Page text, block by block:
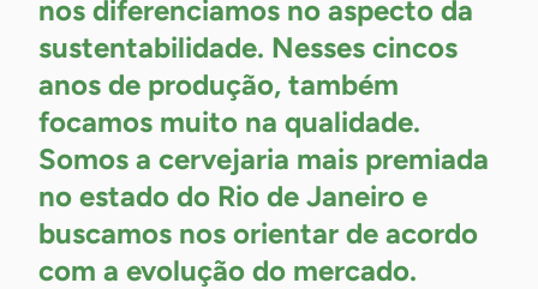
nos diferenciamos no aspecto da
sustentabilidade. Nesses cincos
anos de produção, também
focamos muito na qualidade.
Somos a cervejaria mais premiada
no estado do Rio de Janeiro e
buscamos nos orientar de acordo
com a evolução do mercado.